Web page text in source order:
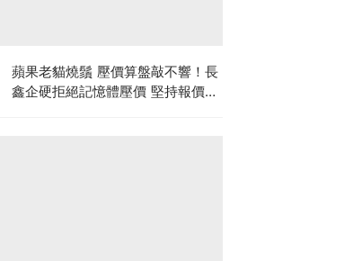
蘋果老貓燒鬚 壓價算盤敲不響！長
鑫企硬拒絕記憶體壓價 堅持報價不